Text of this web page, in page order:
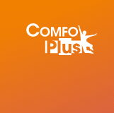
navigatieComfoPlus